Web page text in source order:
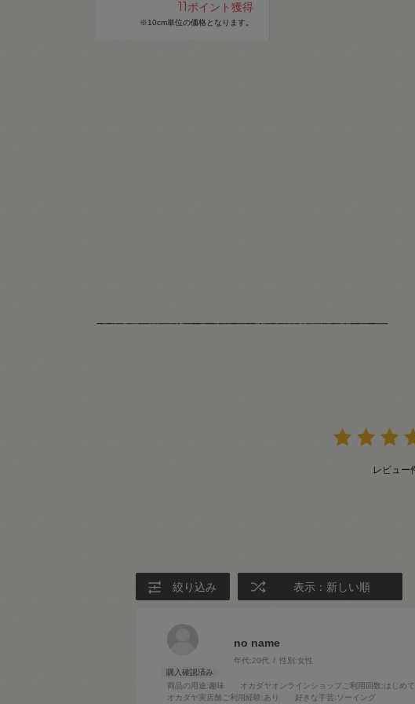
11ポイント獲得
※10cm単位の価格となります。
レビュー
絞り込み 表示：新しい順
no name
年代:20代 性別:女性
商品の用途:趣味 オカダヤオンラインショップご利用回数:はじめて
オカダヤ実店舗ご利用経験:あり 好きな手芸:ソーイング